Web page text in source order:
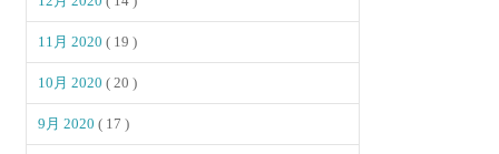
11月 2020( 19 )
10月 2020( 20 )
9月 2020( 17 )